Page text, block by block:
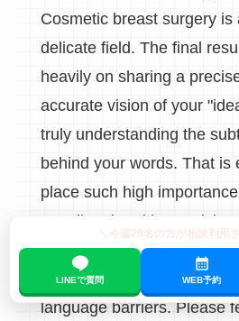
Cosmetic breast surgery is
delicate field. The final
heavily on sharing a
accurate vision of your
truly understanding the
behind your words. That is
place such high
you directly, without relying
Because I provide
English, you do not need
language barriers. Please
LINEで質問 WEB予約